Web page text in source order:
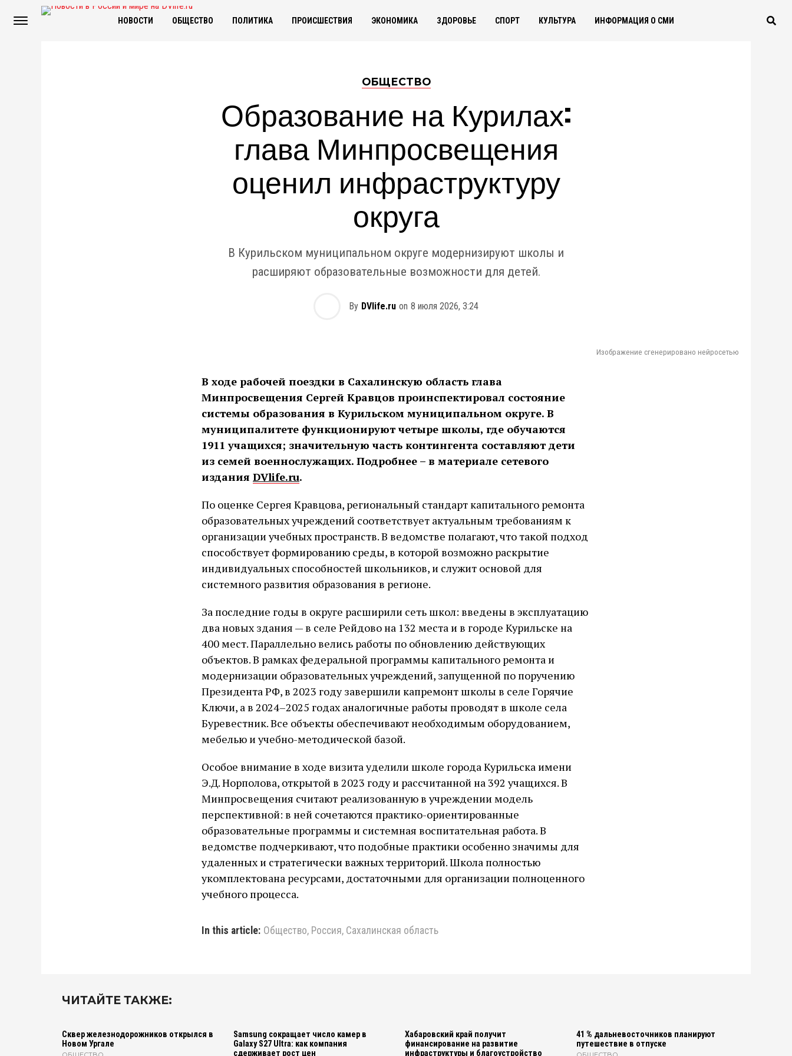
НОВОСТИ ОБЩЕСТВО ПОЛИТИКА ПРОИСШЕСТВИЯ ЭКОНОМИКА ЗДОРОВЬЕ СПОРТ КУЛЬТУРА ИНФОРМАЦИЯ О СМИ
ОБЩЕСТВО
Образование на Курилах:
глава Минпросвещения
оценил инфраструктуру
округа
В Курильском муниципальном округе модернизируют школы и
расширяют образовательные возможности для детей.
By DVlife.ru on 8 июля 2026, 3:24
Изображение сгенерировано нейросетью
В ходе рабочей поездки в Сахалинскую область глава
Минпросвещения Сергей Кравцов проинспектировал состояние
системы образования в Курильском муниципальном округе. В
муниципалитете функционируют четыре школы, где обучаются
1911 учащихся; значительную часть контингента составляют дети
из семей военнослужащих. Подробнее – в материале сетевого
издания DVlife.ru.
По оценке Сергея Кравцова, региональный стандарт капитального ремонта
образовательных учреждений соответствует актуальным требованиям к
организации учебных пространств. В ведомстве полагают, что такой подход
способствует формированию среды, в которой возможно раскрытие
индивидуальных способностей школьников, и служит основой для
системного развития образования в регионе.
За последние годы в округе расширили сеть школ: введены в эксплуатацию
два новых здания — в селе Рейдово на 132 места и в городе Курильске на
400 мест. Параллельно велись работы по обновлению действующих
объектов. В рамках федеральной программы капитального ремонта и
модернизации образовательных учреждений, запущенной по поручению
Президента РФ, в 2023 году завершили капремонт школы в селе Горячие
Ключи, а в 2024–2025 годах аналогичные работы проводят в школе села
Буревестник. Все объекты обеспечивают необходимым оборудованием,
мебелью и учебно-методической базой.
Особое внимание в ходе визита уделили школе города Курильска имени
Э.Д. Норполова, открытой в 2023 году и рассчитанной на 392 учащихся. В
Минпросвещения считают реализованную в учреждении модель
перспективной: в ней сочетаются практико-ориентированные
образовательные программы и системная воспитательная работа. В
ведомстве подчеркивают, что подобные практики особенно значимы для
удаленных и стратегически важных территорий. Школа полностью
укомплектована ресурсами, достаточными для организации полноценного
учебного процесса.
In this article: Общество, Россия, Сахалинская область
ЧИТАЙТЕ ТАКЖЕ:
Сквер железнодорожников открылся в
Новом Ургале
Samsung сокращает число камер в
Galaxy S27 Ultra: как компания
сдерживает рост цен
Хабаровский край получит
финансирование на развитие
инфраструктуры и благоустройство
41 % дальневосточников планируют
путешествие в отпуске